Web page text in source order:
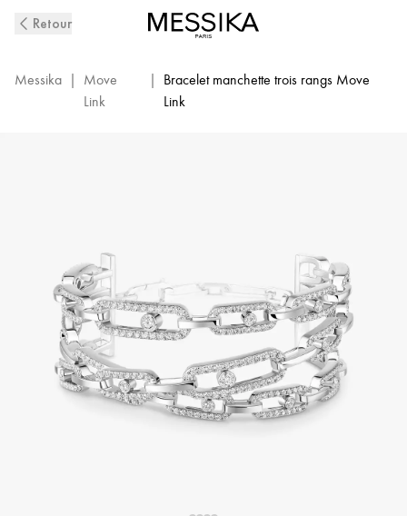
Manchette
Retour
Messika |
Move
Link
|
Bracelet manchette trois rangs Move
Link